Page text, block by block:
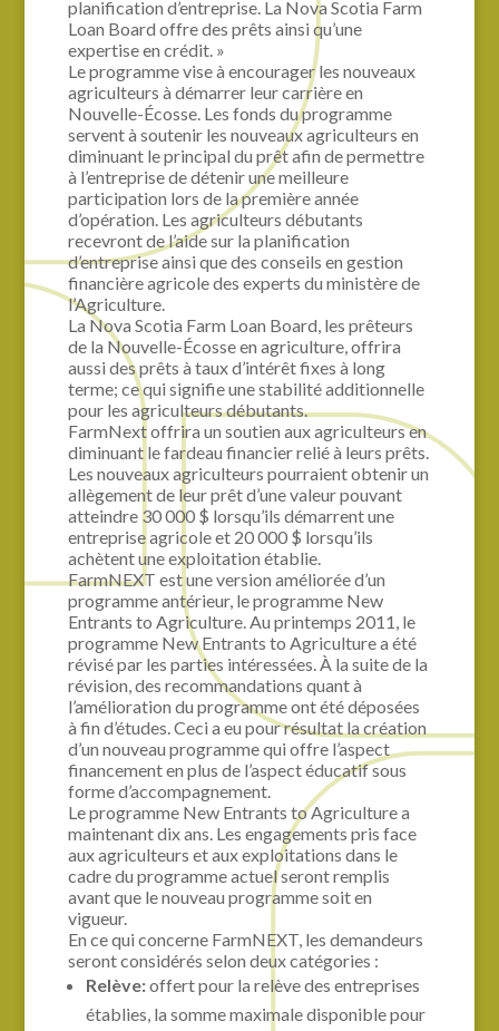
planification d’entreprise. La Nova Scotia Farm
Loan Board offre des prêts ainsi qu’une
expertise en crédit. »
Le programme vise à encourager les nouveaux
agriculteurs à démarrer leur carrière en
Nouvelle-Écosse. Les fonds du programme
servent à soutenir les nouveaux agriculteurs en
diminuant le principal du prêt afin de permettre
à l’entreprise de détenir une meilleure
participation lors de la première année
d’opération. Les agriculteurs débutants
recevront de l’aide sur la planification
d’entreprise ainsi que des conseils en gestion
financière agricole des experts du ministère de
l’Agriculture.
La Nova Scotia Farm Loan Board, les prêteurs
de la Nouvelle-Écosse en agriculture, offrira
aussi des prêts à taux d’intérêt fixes à long
terme; ce qui signifie une stabilité additionnelle
pour les agriculteurs débutants.
FarmNext offrira un soutien aux agriculteurs en
diminuant le fardeau financier relié à leurs prêts.
Les nouveaux agriculteurs pourraient obtenir un
allègement de leur prêt d’une valeur pouvant
atteindre 30 000 $ lorsqu’ils démarrent une
entreprise agricole et 20 000 $ lorsqu’ils
achètent une exploitation établie.
FarmNEXT est une version améliorée d’un
programme antérieur, le programme New
Entrants to Agriculture. Au printemps 2011, le
programme New Entrants to Agriculture a été
révisé par les parties intéressées. À la suite de la
révision, des recommandations quant à
l’amélioration du programme ont été déposées
à fin d’études. Ceci a eu pour résultat la création
d’un nouveau programme qui offre l’aspect
financement en plus de l’aspect éducatif sous
forme d’accompagnement.
Le programme New Entrants to Agriculture a
maintenant dix ans. Les engagements pris face
aux agriculteurs et aux exploitations dans le
cadre du programme actuel seront remplis
avant que le nouveau programme soit en
vigueur.
En ce qui concerne FarmNEXT, les demandeurs
seront considérés selon deux catégories :
Relève:offert pour la relève des entreprises
établies, la somme maximale disponible pour